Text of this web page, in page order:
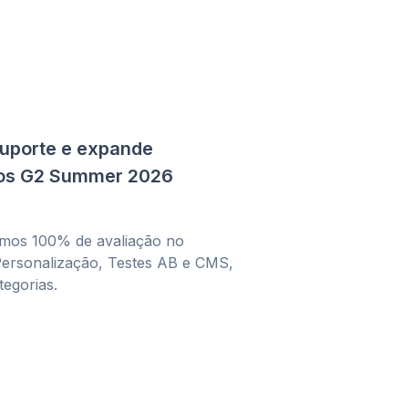
e expande
G2 Summer 2026
100% de avaliação no
Testes AB e CMS,